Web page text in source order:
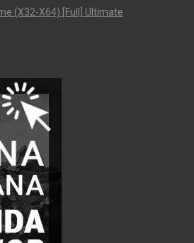
(x32-X64) [Full] Ultimate